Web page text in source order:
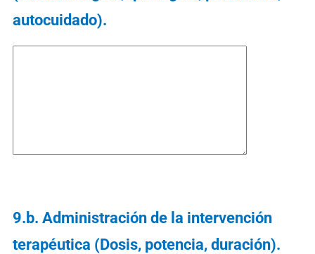
autocuidado).
9.b. Administración de la intervención
terapéutica (Dosis, potencia, duración).